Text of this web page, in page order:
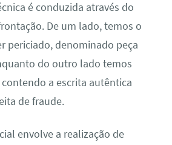
é conduzida através do
De um lado, temos o
periciado, denominado peça
do outro lado temos
a escrita autêntica
de fraude.
envolve a realização de